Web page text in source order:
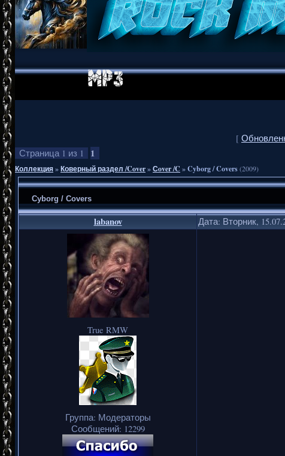
[
Страница 1 из 1 1
Коллекция»Коверный раздел /Cover»Сover /C »Cyborg / Covers(2009)
Cyborg / Covers
labanov Дата: Вторник,
True RMW
Группа: Модераторы
Сообщений: 12299